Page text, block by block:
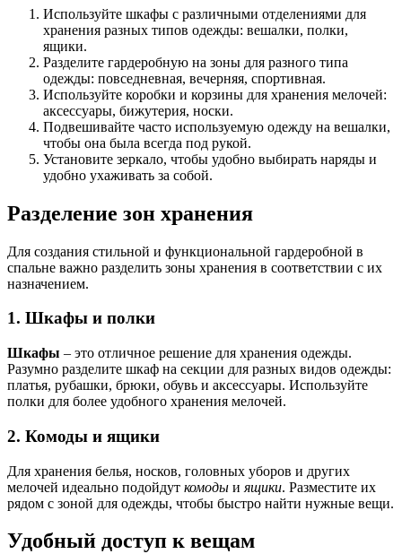
Используйте шкафы с различными отделениями для
хранения разных типов одежды: вешалки, полки,
ящики.
Разделите гардеробную на зоны для разного типа
одежды: повседневная, вечерняя, спортивная.
Используйте коробки и корзины для хранения мелочей:
аксессуары, бижутерия, носки.
Подвешивайте часто используемую одежду на вешалки,
чтобы она была всегда под рукой.
Установите зеркало, чтобы удобно выбирать наряды и
удобно ухаживать за собой.
Разделение зон хранения
Для создания стильной и функциональной гардеробной в
спальне важно разделить зоны хранения в соответствии с их
назначением.
1. Шкафы и полки
Шкафы – это отличное решение для хранения одежды.
Разумно разделите шкаф на секции для разных видов одежды:
платья, рубашки, брюки, обувь и аксессуары. Используйте
полки для более удобного хранения мелочей.
2. Комоды и ящики
Для хранения белья, носков, головных уборов и других
мелочей идеально подойдут комоды и ящики. Разместите их
рядом с зоной для одежды, чтобы быстро найти нужные вещи.
Удобный доступ к вещам